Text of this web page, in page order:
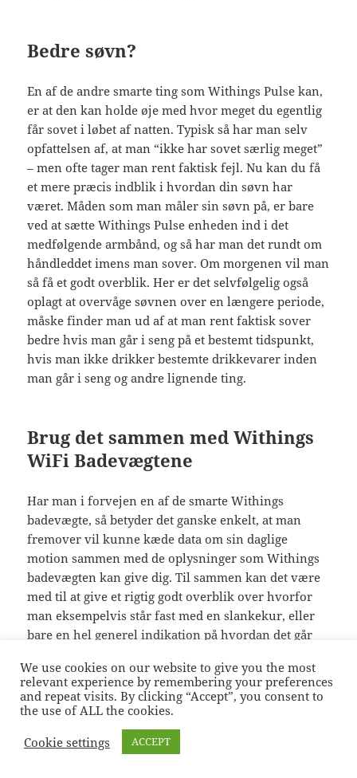
Bedre søvn?
En af de andre smarte ting som Withings Pulse kan,
er at den kan holde øje med hvor meget du egentlig
får sovet i løbet af natten. Typisk så har man selv
opfattelsen af, at man “ikke har sovet særlig meget”
– men ofte tager man rent faktisk fejl. Nu kan du få
et mere præcis indblik i hvordan din søvn har
været. Måden som man måler sin søvn på, er bare
ved at sætte Withings Pulse enheden ind i det
medfølgende armbånd, og så har man det rundt om
håndleddet imens man sover. Om morgenen vil man
så få et godt overblik. Her er det selvfølgelig også
oplagt at overvåge søvnen over en længere periode,
måske finder man ud af at man rent faktisk sover
bedre hvis man går i seng på et bestemt tidspunkt,
hvis man ikke drikker bestemte drikkevarer inden
man går i seng og andre lignende ting.
Brug det sammen med Withings
WiFi Badevægtene
Har man i forvejen en af de smarte Withings
badevægte, så betyder det ganske enkelt, at man
fremover vil kunne kæde data om sin daglige
motion sammen med de oplysninger som Withings
badevægten kan give dig. Til sammen kan det være
med til at give et rigtig godt overblik over hvorfor
man eksempelvis står fast med en slankekur, eller
bare en hel generel indikation på hvordan det går
Du kan eksempelvis bruge Withings Pulse sammen
medWithings WiFi WS-30 badevægten
Withings WiFi WS-50 badevægten
We use cookies on our website to give you the most
relevant experience by remembering your preferences
and repeat visits. By clicking “Accept”, you consent to
the use of ALL the cookies.
Cookie settings
ACCEPT